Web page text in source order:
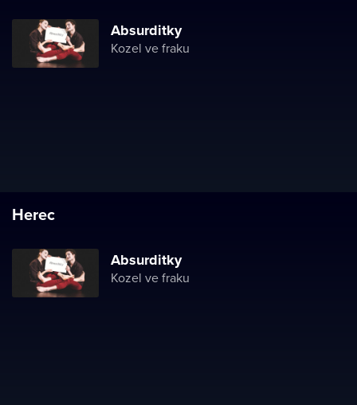
Absurditky
Kozel ve fraku
Herec
Absurditky
Kozel ve fraku